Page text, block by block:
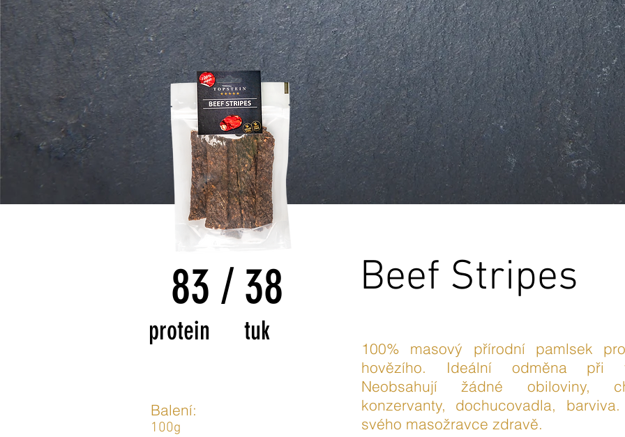
83 / 38
protein tuk
Balení:
100g
Beef Stripes
100% masový přírodní pamlsek
hovězího. Ideální odměna při
Neobsahují žádné obiloviny,
konzervanty, dochucovadla,
svého masožravce zdravě.